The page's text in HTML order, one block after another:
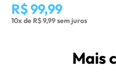
R$ 99,99
10x de R$ 9,99 sem juros
Mais